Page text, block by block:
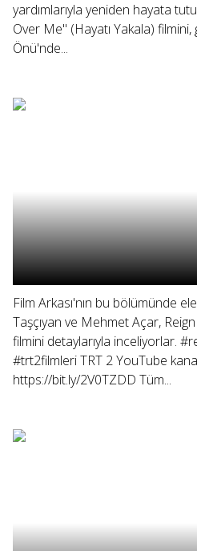
yardımlarıyla yeniden hayata
Over Me" (Hayatı Yakala)
Önü'nde...
Film Arkası'nın bu bölümünde
Taşçıyan ve Mehmet Açar,
filmini detaylarıyla inceliyorlar.
#trt2filmleri TRT 2 YouTube
https://bit.ly/2V0TZDD Tüm...